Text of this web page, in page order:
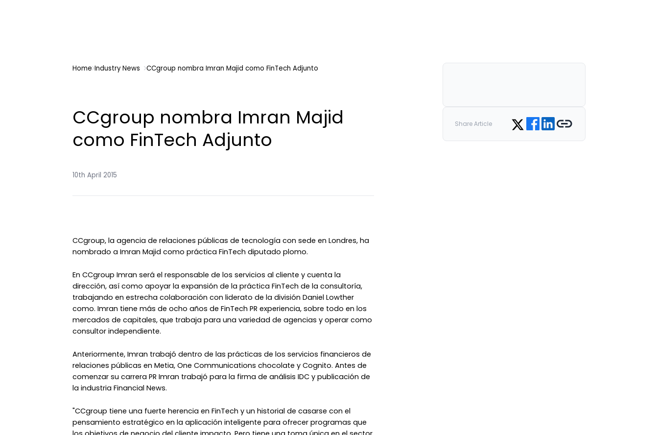
Home Industry News CCgroup nombra Imran Majid como FinTech Adjunto
CCgroup nombra Imran Majid
como FinTech Adjunto
10th April 2015
CCgroup, la agencia de relaciones públicas de tecnología con sede en Londres, ha
nombrado a Imran Majid como práctica FinTech diputado plomo.
En CCgroup Imran será el responsable de los servicios al cliente y cuenta la
dirección, así como apoyar la expansión de la práctica FinTech de la consultoría,
trabajando en estrecha colaboración con liderato de la división Daniel Lowther
como. Imran tiene más de ocho años de FinTech PR experiencia, sobre todo en los
mercados de capitales, que trabaja para una variedad de agencias y operar como
consultor independiente.
Anteriormente, Imran trabajó dentro de las prácticas de los servicios financieros de
relaciones públicas en Metia, One Communications chocolate y Cognito. Antes de
comenzar su carrera PR Imran trabajó para la firma de análisis IDC y publicación de
la industria Financial News.
"CCgroup tiene una fuerte herencia en FinTech y un historial de casarse con el
pensamiento estratégico en la aplicación inteligente para ofrecer programas que
Share Article Share on Twitter
Share on Facebook
Share on LinkedIn
Copy link